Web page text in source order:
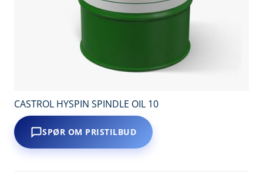
CASTROL HYSPIN SPINDLE OIL 10
SPØR OM PRISTILBUD